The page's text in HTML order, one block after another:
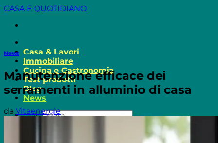
Salta
contenuti
CASA E QUOTIDIANO
Casa & Lavori
Immobiliare
Cucina e Gastronomia
Test prodotti
Blog
News
News
Manutenzione efficace dei
serramenti in alluminio di casa
da Vitaenergie